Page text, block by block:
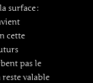
surface :
cette
pas le
reste valable